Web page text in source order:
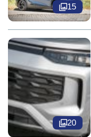
15
20